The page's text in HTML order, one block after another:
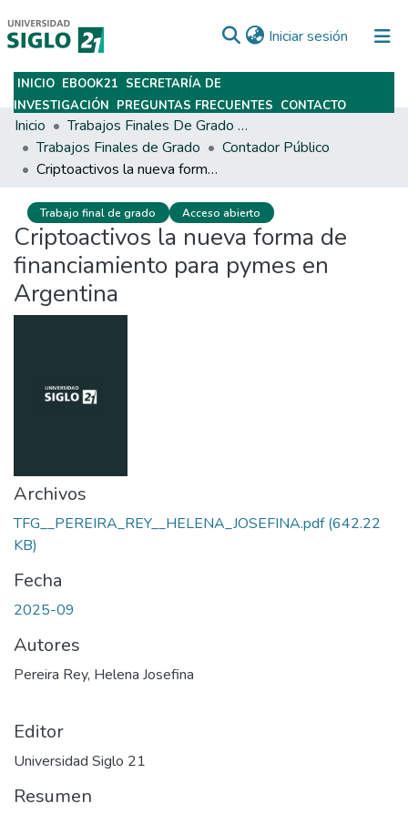
Iniciar sesión (current)
Subir
INICIO EBOOK21 SECRETARÍA DE
INVESTIGACIÓN PREGUNTAS FRECUENTES CONTACTO
Inicio
Trabajos Finales De Grado Y Posgrado
Trabajos Finales de Grado
Contador Público
Criptoactivos la nueva forma de financiamiento para pymes en Argentina
Trabajo final de grado Acceso abierto
Criptoactivos la nueva forma de
financiamiento para pymes en
Argentina
Archivos
TFG__PEREIRA_REY__HELENA_JOSEFINA.pdf(642.22
KB)
Fecha
2025-09
Autores
Pereira Rey, Helena Josefina
Editor
Universidad Siglo 21
Resumen